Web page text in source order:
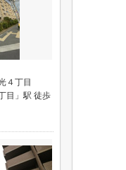
４丁目
目」駅 徒歩